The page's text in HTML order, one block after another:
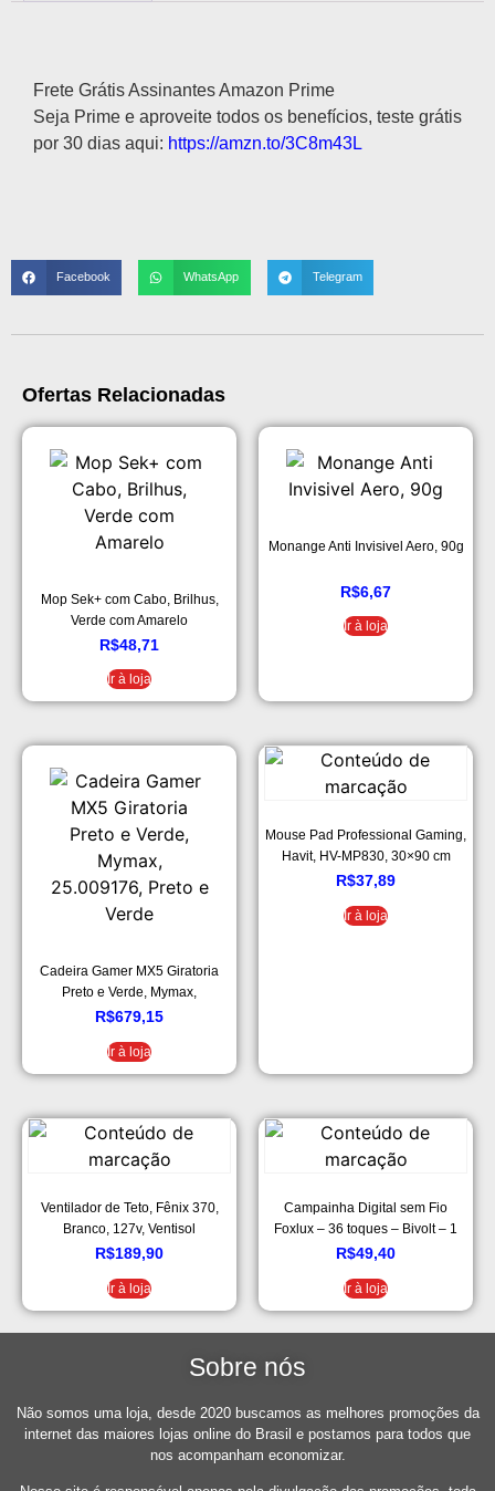
Frete Grátis Assinantes Amazon Prime
Seja Prime e aproveite todos os benefícios, teste grátis
por 30 dias aqui: https://amzn.to/3C8m43L
Facebook WhatsApp Telegram
Ofertas Relacionadas
Mop Sek+ com Cabo, Brilhus,
Verde com Amarelo
R$48,71
Ir à loja
Monange Anti Invisivel Aero, 90g
R$6,67
Ir à loja
Cadeira Gamer MX5 Giratoria
Preto e Verde, Mymax,
25.009176, Preto e Verde
R$679,15
Ir à loja
Mouse Pad Professional Gaming,
Havit, HV-MP830, 30×90 cm
R$37,89
Ir à loja
Ventilador de Teto, Fênix 370,
Branco, 127v, Ventisol
R$189,90
Ir à loja
Campainha Digital sem Fio
Foxlux – 36 toques – Bivolt – 1
Campainha + 1 Acionador + 1
a chuva – Alcance até 100m –
Branco
R$49,40
Ir à loja
Sobre nós
Não somos uma loja, desde 2020 buscamos as melhores promoções da
internet das maiores lojas online do Brasil e postamos para todos que
nos acompanham economizar.